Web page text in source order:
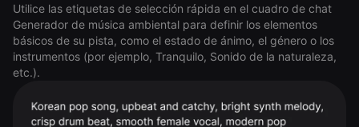
Utilice las etiquetas de selección rápida en el cuadro de chat
Generador de música ambiental para definir los elementos
básicos de su pista, como el estado de ánimo, el género o los
instrumentos (por ejemplo, Tranquilo, Sonido de la naturaleza,
etc.).